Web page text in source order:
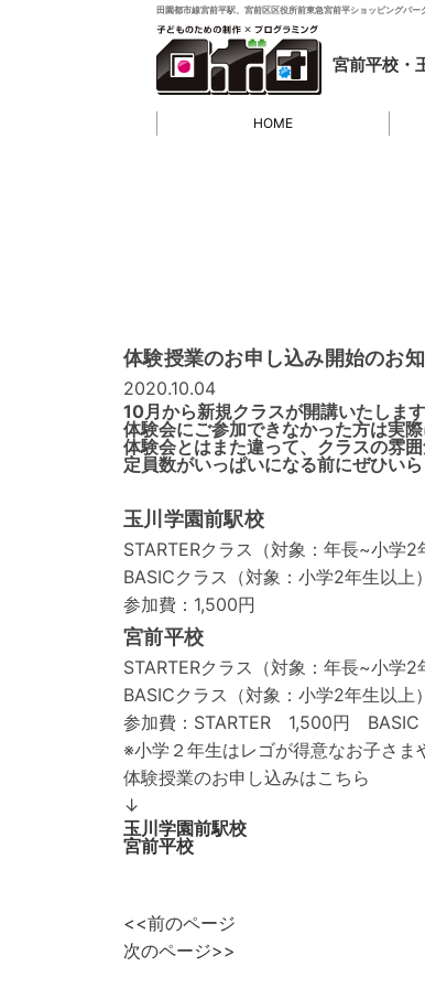
田園都市線宮前平駅、宮前区区役所前東急宮前平ショッピングパ
宮前平校・
HOME
体験授業のお申し込み開始のお
2020.10.04
10月から新規クラスが開講いたします
体験会にご参加できなかった方は実
体験会とはまた違って、クラスの雰
定員数がいっぱいになる前にぜひい
玉川学園前駅校
STARTERクラス（対象：年長~小学
BASICクラス（対象：小学2年生以
参加費：1,500円
宮前平校
STARTERクラス（対象：年長~小学
BASICクラス（対象：小学2年生以
参加費：STARTER 1,500円
※小学２年生はレゴが得意なお子さま
体験授業のお申し込みはこちら
↓
玉川学園前駅校
宮前平校
<<前のページ
次のページ>>